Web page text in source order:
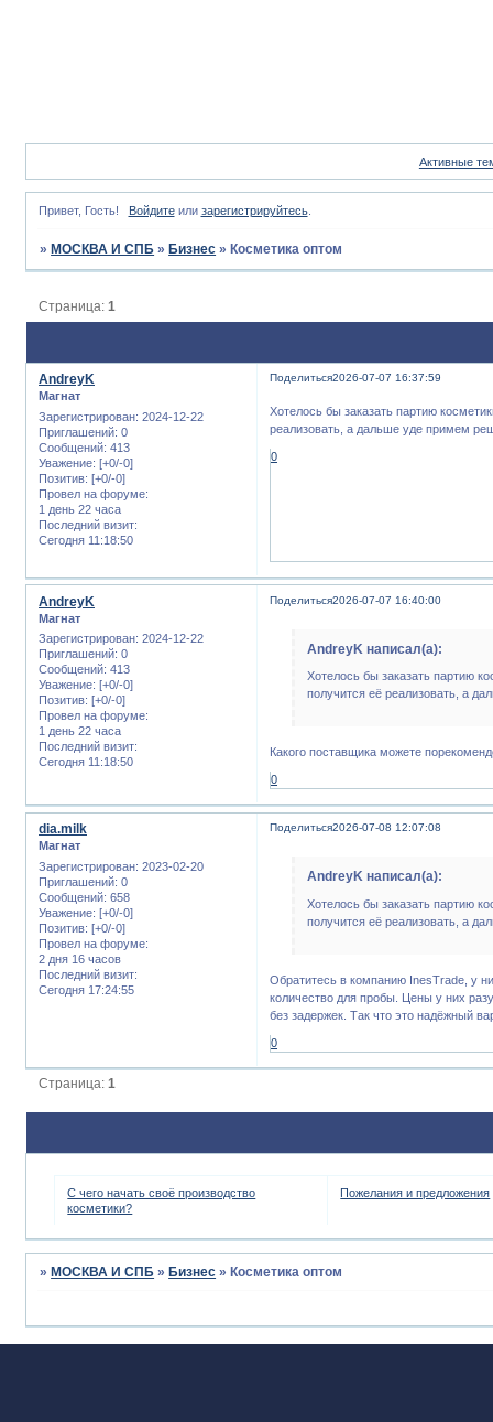
Активные
Привет, Гость! Войдитеили зарегистрируйтесь.
» МОСКВА И СПБ » Бизнес » Косметика оптом
Страница:1
Поделиться2026-07-07 16:37:59
AndreyK
Магнат
Зарегистрирован: 2024-12-22
Приглашений: 0
Сообщений: 413
Уважение: [+0/-0]
Позитив: [+0/-0]
Провел на форуме:
1 день 22 часа
Последний визит:
Сегодня 11:18:50
Хотелось бы заказать партию
реализовать, а дальше уде примем
0
Поделиться2026-07-07 16:40:00
AndreyK
Магнат
Зарегистрирован: 2024-12-22
Приглашений: 0
Сообщений: 413
Уважение: [+0/-0]
Позитив: [+0/-0]
Провел на форуме:
1 день 22 часа
Последний визит:
Сегодня 11:18:50
AndreyK написал(а):
Хотелось бы заказать партию
получится её реализовать, а
Какого поставщика можете
0
Поделиться2026-07-08 12:07:08
dia.milk
Магнат
Зарегистрирован: 2023-02-20
Приглашений: 0
Сообщений: 658
Уважение: [+0/-0]
Позитив: [+0/-0]
Провел на форуме:
2 дня 16 часов
Последний визит:
Сегодня 17:24:55
AndreyK написал(а):
Хотелось бы заказать партию
получится её реализовать, а
Обратитесь в компанию InesTrade, у
количество для пробы. Цены у них
без задержек. Так что это надёжный
0
Страница:1
С чего начать своё производство
косметики?
Пожелания и предложения
» МОСКВА И СПБ » Бизнес » Косметика оптом